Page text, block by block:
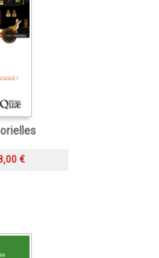
€